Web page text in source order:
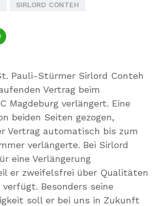
SIRLORD CONTEH
Pauli-Stürmer Sirlord Conteh
Vertrag beim
Magdeburg verlängert. Eine
beiden Seiten gezogen,
Vertrag automatisch bis zum
verlängerte. Bei Sirlord
eine Verlängerung
er zweifelsfrei über Qualitäten
Besonders seine
soll er bei uns in Zukunft